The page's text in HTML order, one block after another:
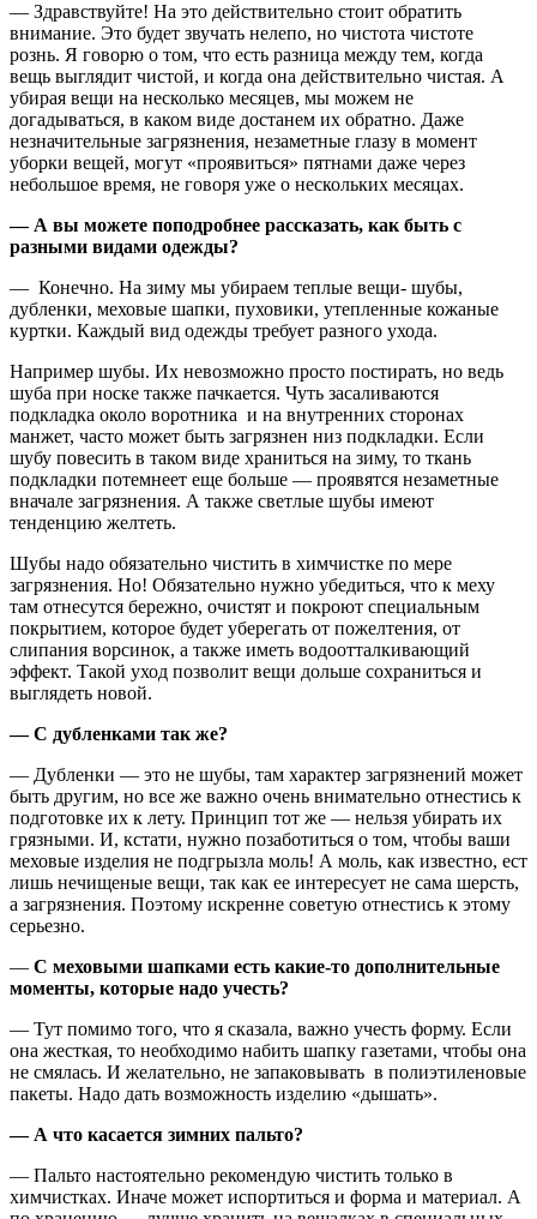
— Здравствуйте! На это действительно стоит обратить
внимание. Это будет звучать нелепо, но чистота чистоте
рознь. Я говорю о том, что есть разница между тем, когда
вещь выглядит чистой, и когда она действительно чистая. А
убирая вещи на несколько месяцев, мы можем не
догадываться, в каком виде достанем их обратно. Даже
незначительные загрязнения, незаметные глазу в момент
уборки вещей, могут «проявиться» пятнами даже через
небольшое время, не говоря уже о нескольких месяцах.
— А вы можете поподробнее рассказать, как быть с
разными видами одежды?
— Конечно. На зиму мы убираем теплые вещи- шубы,
дубленки, меховые шапки, пуховики, утепленные кожаные
куртки. Каждый вид одежды требует разного ухода.
Например шубы. Их невозможно просто постирать, но ведь
шуба при носке также пачкается. Чуть засаливаются
подкладка около воротника и на внутренних сторонах
манжет, часто может быть загрязнен низ подкладки. Если
шубу повесить в таком виде храниться на зиму, то ткань
подкладки потемнеет еще больше — проявятся незаметные
вначале загрязнения. А также светлые шубы имеют
тенденцию желтеть.
Шубы надо обязательно чистить в химчистке по мере
загрязнения. Но! Обязательно нужно убедиться, что к меху
там отнесутся бережно, очистят и покроют специальным
покрытием, которое будет уберегать от пожелтения, от
слипания ворсинок, а также иметь водоотталкивающий
эффект. Такой уход позволит вещи дольше сохраниться и
выглядеть новой.
— С дубленками так же?
— Дубленки — это не шубы, там характер загрязнений может
быть другим, но все же важно очень внимательно отнестись к
подготовке их к лету. Принцип тот же — нельзя убирать их
грязными. И, кстати, нужно позаботиться о том, чтобы ваши
меховые изделия не подгрызла моль! А моль, как известно, ест
лишь нечищеные вещи, так как ее интересует не сама шерсть,
а загрязнения. Поэтому искренне советую отнестись к этому
серьезно.
— С меховыми шапками есть какие-то дополнительные
моменты, которые надо учесть?
— Тут помимо того, что я сказала, важно учесть форму. Если
она жесткая, то необходимо набить шапку газетами, чтобы она
не смялась. И желательно, не запаковывать в полиэтиленовые
пакеты. Надо дать возможность изделию «дышать».
— А что касается зимних пальто?
— Пальто настоятельно рекомендую чистить только в
химчистках. Иначе может испортиться и форма и материал. А